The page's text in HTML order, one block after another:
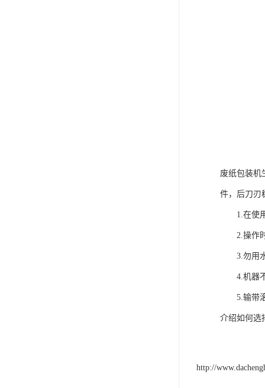
废纸包装机
件，后刀刃
1.在使用
2.操作时
3.勿用水
4.机器不
5.输带滚
介绍如何选
http://